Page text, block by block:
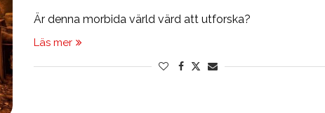
Är denna morbida värld värd att utforska?
Läs mer